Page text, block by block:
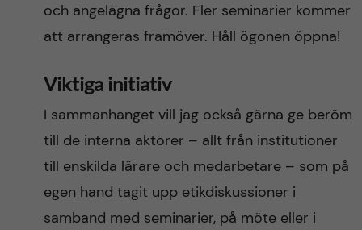
och angelägna frågor. Fler seminarier kommer
att arrangeras framöver. Håll ögonen öppna!
Viktiga initiativ
I sammanhanget vill jag också gärna ge beröm
till de interna aktörer – allt från institutioner
till enskilda lärare och medarbetare – som på
egen hand tagit upp etikdiskussioner i
samband med seminarier, på möte eller i